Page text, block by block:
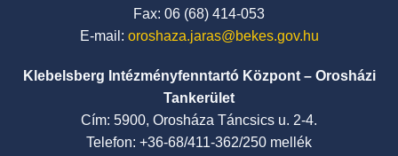
Fax: 06 (68) 414-053
E-mail: oroshaza.jaras@bekes.gov.hu
Klebelsberg Intézményfenntartó Központ – Orosházi
Tankerület
Cím: 5900, Orosháza Táncsics u. 2-4.
Telefon: +36-68/411-362/250 mellék